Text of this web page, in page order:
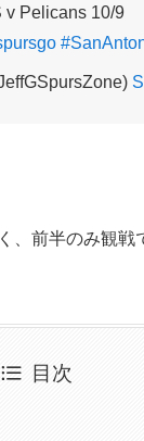
v Pelicans 10/9
前半のみ観戦
目次